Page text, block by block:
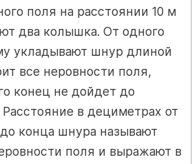
поля на расстоянии 10 м
два колышка. От одного
укладывают шнур длиной
все неровности поля,
конец не дойдет до
в дециметрах от
конца шнура называют
поля и выражают в